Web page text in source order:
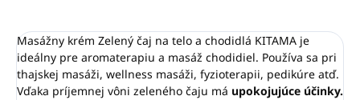
Masážny krém Zelený čaj na telo a chodidlá KITAMA je
ideálny pre aromaterapiu a masáž chodidiel. Používa sa pri
thajskej masáži, wellness masáži, fyzioterapii, pedikúre atď.
Vďaka príjemnej vôni zeleného čaju má upokojujúce účinky.